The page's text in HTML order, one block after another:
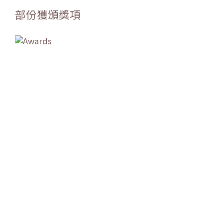
部份獲頒獎項